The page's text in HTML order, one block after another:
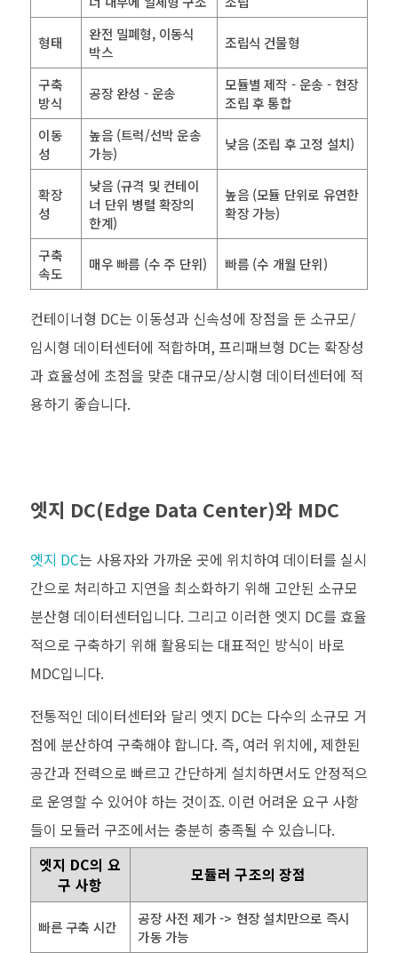
형태
완전 밀폐형, 이동식
박스
조립식 건물형
구축
방식
공장 완성 - 운송
모듈별 제작 - 운송 - 현장
조립 후 통합
이동
성
높음 (트럭/선박 운송
가능)
낮음 (조립 후 고정 설치)
확장
성
낮음 (규격 및 컨테이
너 단위 병렬 확장의
한계)
높음 (모듈 단위로 유연한
확장 가능)
구축
속도
매우 빠름 (수 주 단위) 빠름 (수 개월 단위)
컨테이너형 DC는 이동성과 신속성에 장점을 둔 소규모/
임시형 데이터센터에 적합하며, 프리패브형 DC는 확장성
과 효율성에 초점을 맞춘 대규모/상시형 데이터센터에 적
용하기 좋습니다.
엣지 DC(Edge Data Center)와 MDC
엣지 DC는 사용자와 가까운 곳에 위치하여 데이터를 실시
간으로 처리하고 지연을 최소화하기 위해 고안된 소규모
분산형 데이터센터입니다. 그리고 이러한 엣지 DC를 효율
적으로 구축하기 위해 활용되는 대표적인 방식이 바로
MDC입니다.
전통적인 데이터센터와 달리 엣지 DC는 다수의 소규모 거
점에 분산하여 구축해야 합니다. 즉, 여러 위치에, 제한된
공간과 전력으로 빠르고 간단하게 설치하면서도 안정적으
로 운영할 수 있어야 하는 것이죠. 이런 어려운 요구 사항
들이 모듈러 구조에서는 충분히 충족될 수 있습니다.
엣지 DC의 요
구 사항
모듈러 구조의 장점
빠른 구축 시간
공장 사전 제가 -> 현장 설치만으로 즉시
가동 가능